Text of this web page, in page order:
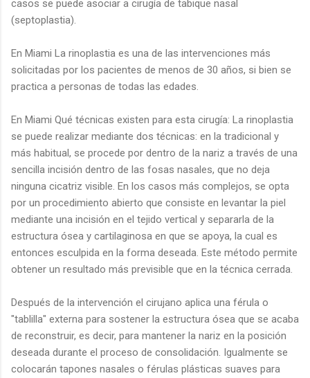
casos se puede asociar a cirugía de tabique nasal
(septoplastia).
En Miami La rinoplastia es una de las intervenciones más
solicitadas por los pacientes de menos de 30 años, si bien se
practica a personas de todas las edades.
En Miami Qué técnicas existen para esta cirugía: La rinoplastia
se puede realizar mediante dos técnicas: en la tradicional y
más habitual, se procede por dentro de la nariz a través de una
sencilla incisión dentro de las fosas nasales, que no deja
ninguna cicatriz visible. En los casos más complejos, se opta
por un procedimiento abierto que consiste en levantar la piel
mediante una incisión en el tejido vertical y separarla de la
estructura ósea y cartilaginosa en que se apoya, la cual es
entonces esculpida en la forma deseada. Este método permite
obtener un resultado más previsible que en la técnica cerrada.
Después de la intervención el cirujano aplica una férula o
"tablilla" externa para sostener la estructura ósea que se acaba
de reconstruir, es decir, para mantener la nariz en la posición
deseada durante el proceso de consolidación. Igualmente se
colocarán tapones nasales o férulas plásticas suaves para